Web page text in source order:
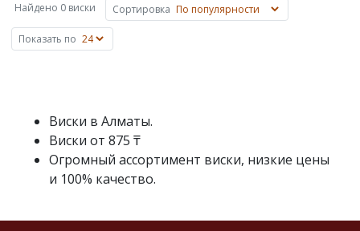
основе
ячменя,
пшеницы,
Основные
объемы
виски
производят
Найдено 0 виски Сортировка
Показать по
Виски в Алматы.
Виски от 875 ₸
Огромный ассортимент виски, низкие цены
и 100% качество.